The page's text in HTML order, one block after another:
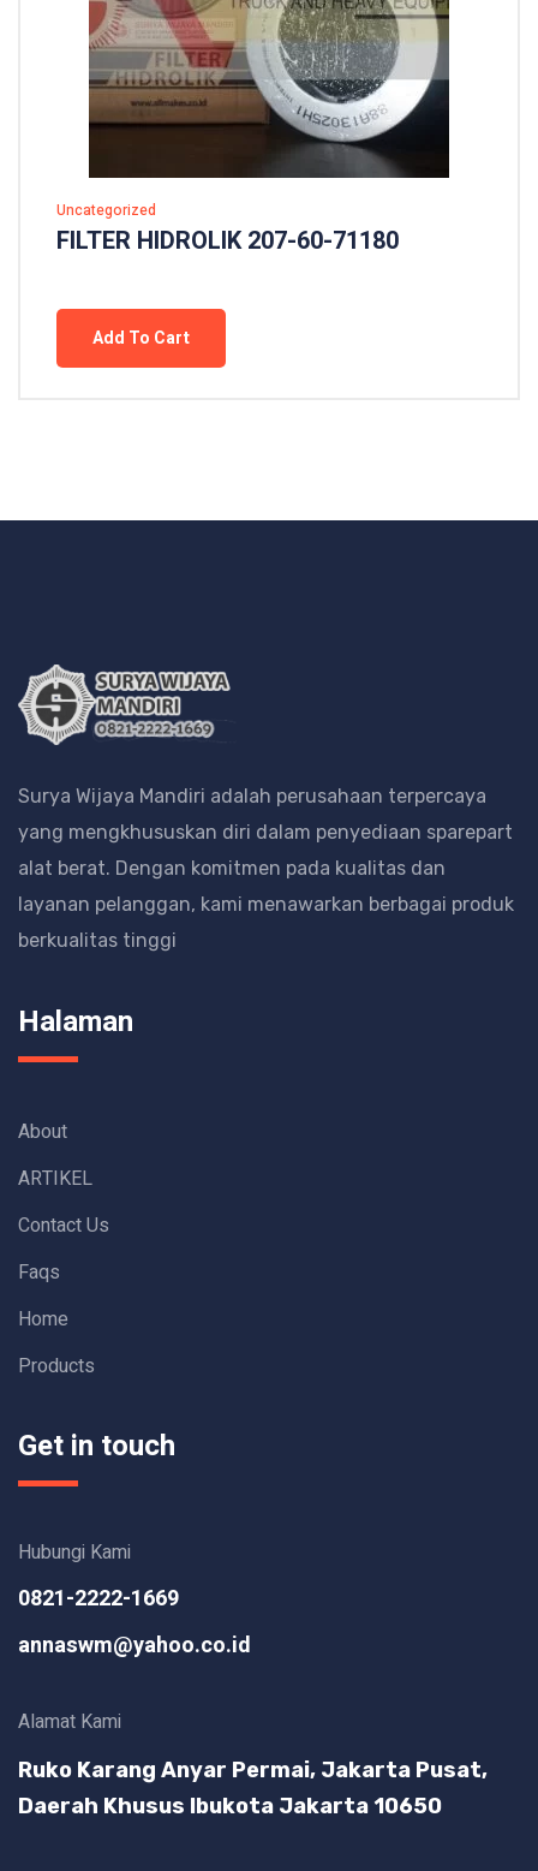
Uncategorized
FILTER HIDROLIK 207-60-71180
Add To Cart
Surya Wijaya Mandiri adalah perusahaan terpercaya
yang mengkhususkan diri dalam penyediaan sparepart
alat berat. Dengan komitmen pada kualitas dan
layanan pelanggan, kami menawarkan berbagai produk
berkualitas tinggi
Halaman
About
ARTIKEL
Contact Us
Faqs
Home
Products
Get in touch
Hubungi Kami
0821-2222-1669
annaswm@yahoo.co.id
Alamat Kami
Ruko Karang Anyar Permai, Jakarta Pusat,
Daerah Khusus Ibukota Jakarta 10650